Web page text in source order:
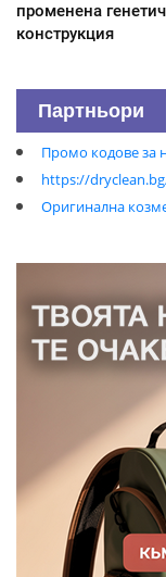
променена
конструкция
Партньори
Промо кодове за
https://
Оригинална